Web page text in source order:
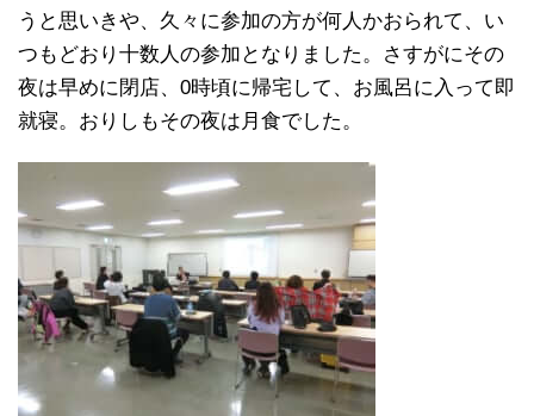
うと思いきや、久々に参加の方が何人かおられて、い
つもどおり十数人の参加となりました。さすがにその
夜は早めに閉店、0時頃に帰宅して、お風呂に入って即
就寝。おりしもその夜は月食でした。